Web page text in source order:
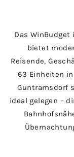
Das
bietet
Reisende,
63 Einheiten
Guntramsdorf
ideal gelegen –